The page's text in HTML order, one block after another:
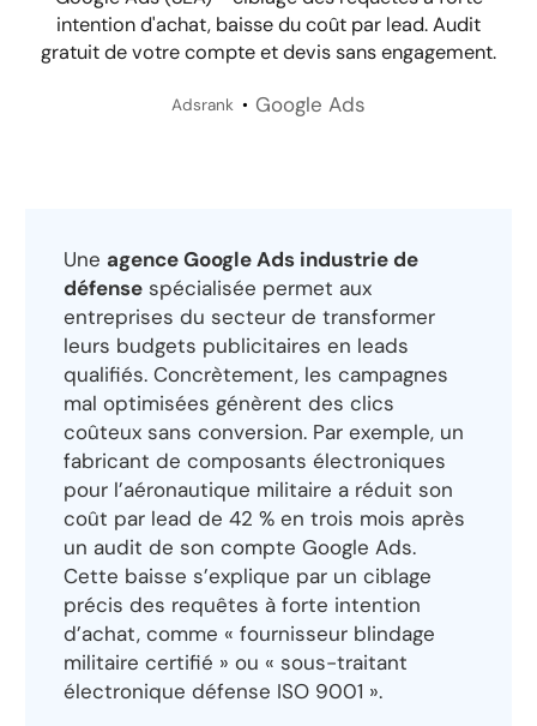
intention d'achat, baisse du coût par lead. Audit
gratuit de votre compte et devis sans engagement.
Adsrank Google Ads
Une agence Google Ads industrie de
défense spécialisée permet aux
entreprises du secteur de transformer
leurs budgets publicitaires en leads
qualifiés. Concrètement, les campagnes
mal optimisées génèrent des clics
coûteux sans conversion. Par exemple, un
fabricant de composants électroniques
pour l’aéronautique militaire a réduit son
coût par lead de 42 % en trois mois après
un audit de son compte Google Ads.
Cette baisse s’explique par un ciblage
précis des requêtes à forte intention
d’achat, comme « fournisseur blindage
militaire certifié » ou « sous-traitant
électronique défense ISO 9001 ».